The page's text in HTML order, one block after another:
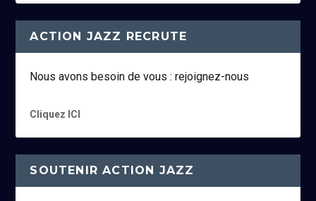
ACTION JAZZ RECRUTE
Nous avons besoin de vous : rejoignez-nous
Cliquez ICI
SOUTENIR ACTION JAZZ